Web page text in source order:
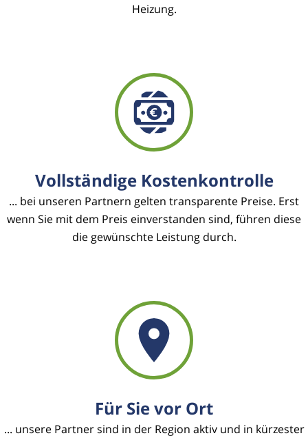
Heizung.
Vollständige Kostenkontrolle
... bei unseren Partnern gelten transparente Preise. Erst
wenn Sie mit dem Preis einverstanden sind, führen diese
die gewünschte Leistung durch.
Für Sie vor Ort
... unsere Partner sind in der Region aktiv und in kürzester